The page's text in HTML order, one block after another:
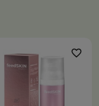
favorite_border